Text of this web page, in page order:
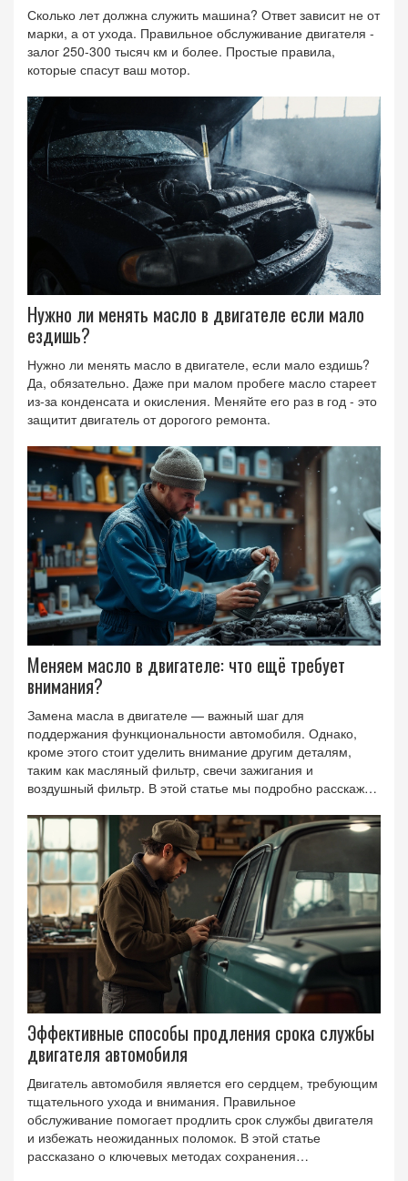
Сколько лет должна служить машина? Ответ зависит не от
марки, а от ухода. Правильное обслуживание двигателя -
залог 250-300 тысяч км и более. Простые правила,
которые спасут ваш мотор.
Нужно ли менять масло в двигателе если мало
ездишь?
Нужно ли менять масло в двигателе, если мало ездишь?
Да, обязательно. Даже при малом пробеге масло стареет
из-за конденсата и окисления. Меняйте его раз в год - это
защитит двигатель от дорогого ремонта.
Меняем масло в двигателе: что ещё требует
внимания?
Замена масла в двигателе — важный шаг для
поддержания функциональности автомобиля. Однако,
кроме этого стоит уделить внимание другим деталям,
таким как масляный фильтр, свечи зажигания и
воздушный фильтр. В этой статье мы подробно расскажем
масла, чтобы автомобиль оставался в хорошем состоянии
и служил долго.
Эффективные способы продления срока службы
двигателя автомобиля
Двигатель автомобиля является его сердцем, требующим
тщательного ухода и внимания. Правильное
обслуживание помогает продлить срок службы двигателя
и избежать неожиданных поломок. В этой статье
рассказано о ключевых методах сохранения